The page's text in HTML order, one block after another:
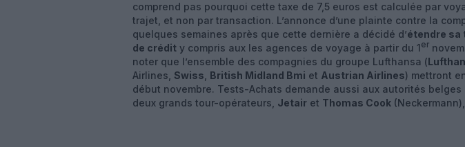
comprend pas pourquoi cette taxe de 7,5 euros est calculée par
trajet, et non par transaction. L’annonce d’une plainte contre la
quelques semaines après que cette dernière a décidé d’étendre sa
de crédit y compris aux les agences de voyage à partir du 1er
noter que l’ensemble des compagnies du groupe Lufthansa (
Airlines, Swiss British Midland Bmi et Austrian Airlines) mettront
début novembre. Tests-Achats demande aussi aux autorités
deux grands tour-opérateurs, Jetair et Thomas Cook